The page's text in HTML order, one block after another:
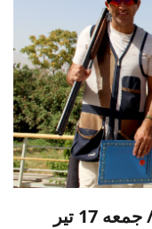
مرحله سوم مسابقات آزاد تراپ/ جمعه 17 تیر